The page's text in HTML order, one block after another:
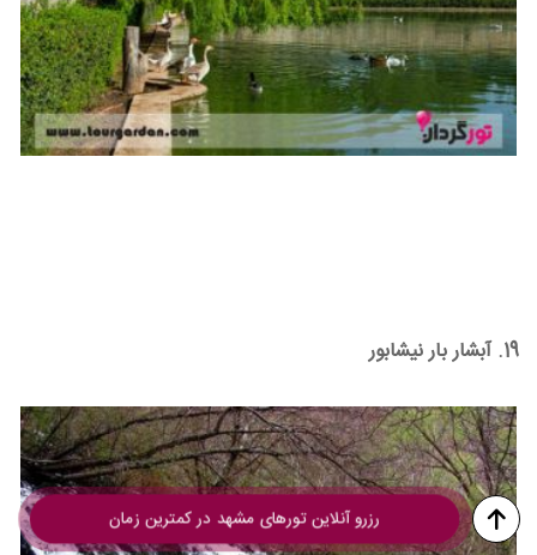
19. آبشار بار نیشابور
رزرو آنلاین تورهای مشهد در کمترین زمان